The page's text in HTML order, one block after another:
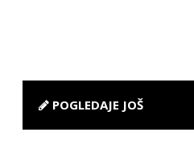
POGLEDAJE JOŠ